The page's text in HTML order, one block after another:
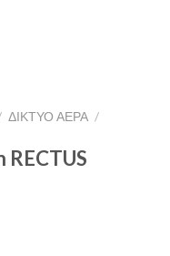
ΔΊΚΤΥΟ ΑΈΡΑ /